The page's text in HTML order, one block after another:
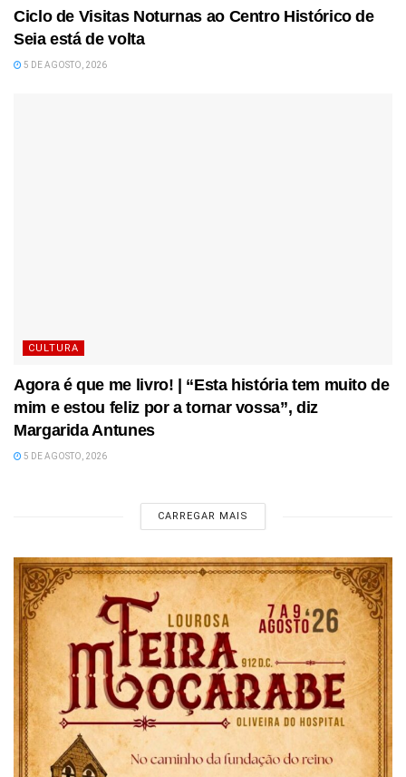
Ciclo de Visitas Noturnas ao Centro Histórico de
Seia está de volta
5 DE AGOSTO, 2026
CULTURA
Agora é que me livro! | “Esta história tem muito de
mim e estou feliz por a tornar vossa”, diz
Margarida Antunes
5 DE AGOSTO, 2026
CARREGAR MAIS